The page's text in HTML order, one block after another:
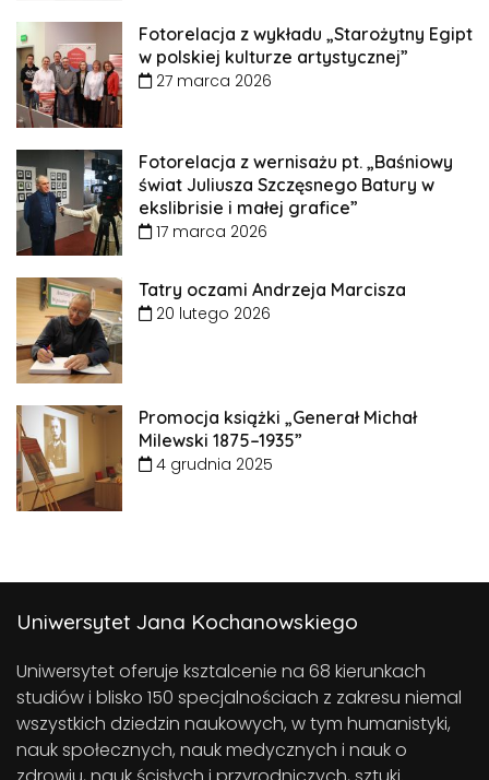
Fotorelacja z wykładu „Starożytny Egipt
w polskiej kulturze artystycznej”
27 marca 2026
Fotorelacja z wernisażu pt. „Baśniowy
świat Juliusza Szczęsnego Batury w
ekslibrisie i małej grafice”
17 marca 2026
Tatry oczami Andrzeja Marcisza
20 lutego 2026
Promocja książki „Generał Michał
Milewski 1875–1935”
4 grudnia 2025
Uniwersytet Jana Kochanowskiego
Uniwersytet oferuje ksztalcenie na 68 kierunkach
studiów i blisko 150 specjalnościach z zakresu niemal
wszystkich dziedzin naukowych, w tym humanistyki,
nauk społecznych, nauk medycznych i nauk o